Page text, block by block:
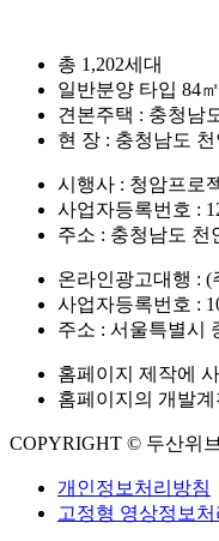
총 1,202세대
일반분양 타입 84
견본주택 : 충청남
현 장 : 충청남도
시행사 : 청암프로
사업자등록번호 :
주소 : 충청남도 천
온라인광고대행 : (
사업자등록번호 :
주소 : 서울특별시
홈페이지 제작에
홈페이지의 개발
COPYRIGHT © 두산위
개인정보처리방침
고정형 영상정보